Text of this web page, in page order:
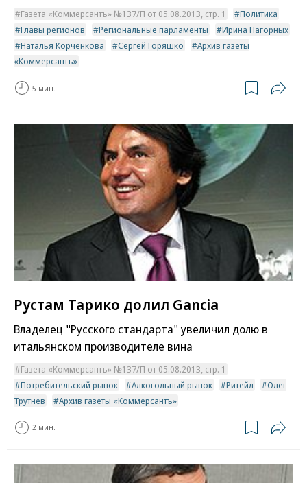
Газета «Коммерсантъ» №137/П от 05.08.2013, стр. 1
Политика
Главы регионов
Региональные парламенты
Ирина Нагорных
Наталья Корченкова
Сергей Горяшко
Архив газеты
«Коммерсантъ»
5 мин.
Рустам Тарико долил Gancia
Владелец "Русского стандарта" увеличил долю в
итальянском производителе вина
Газета «Коммерсантъ» №137/П от 05.08.2013, стр. 1
Потребительский рынок
Алкогольный рынок Ритейл
Олег
Трутнев
Архив газеты «Коммерсантъ»
2 мин.